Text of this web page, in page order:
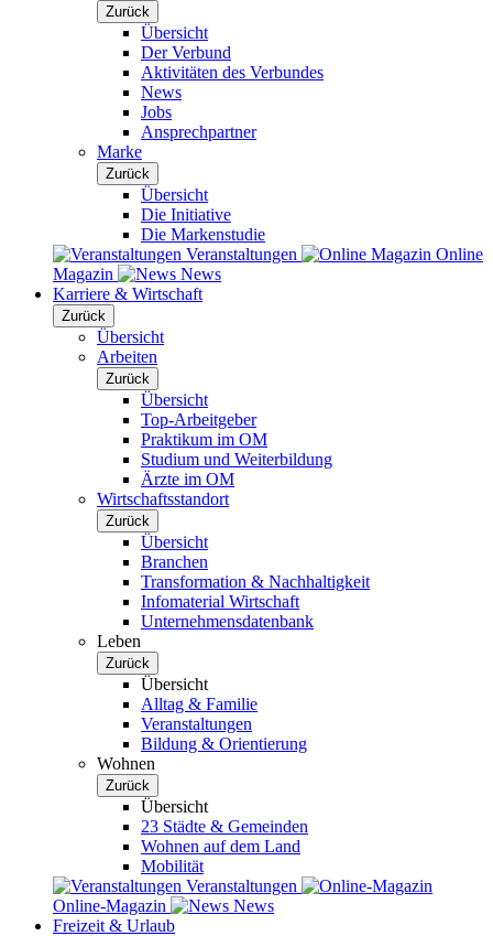
Zurück
Übersicht
Der Verbund
Aktivitäten des Verbundes
News
Jobs
Ansprechpartner
Marke
Zurück
Übersicht
Die Initiative
Die Markenstudie
Veranstaltungen
Online
Magazin
News
Karriere & Wirtschaft
Zurück
Übersicht
Arbeiten
Zurück
Übersicht
Top-Arbeitgeber
Praktikum im OM
Studium und Weiterbildung
Ärzte im OM
Wirtschaftsstandort
Zurück
Übersicht
Branchen
Transformation & Nachhaltigkeit
Infomaterial Wirtschaft
Unternehmensdatenbank
Leben
Zurück
Übersicht
Alltag & Familie
Veranstaltungen
Bildung & Orientierung
Wohnen
Zurück
Übersicht
23 Städte & Gemeinden
Wohnen auf dem Land
Mobilität
Veranstaltungen
Online-Magazin
News
Freizeit & Urlaub